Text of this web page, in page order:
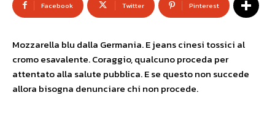
Facebook Twitter Pinterest
Mozzarella blu dalla Germania. E jeans cinesi tossici al
cromo esavalente. Coraggio, qualcuno proceda per
attentato alla salute pubblica. E se questo non succede
allora bisogna denunciare chi non procede.